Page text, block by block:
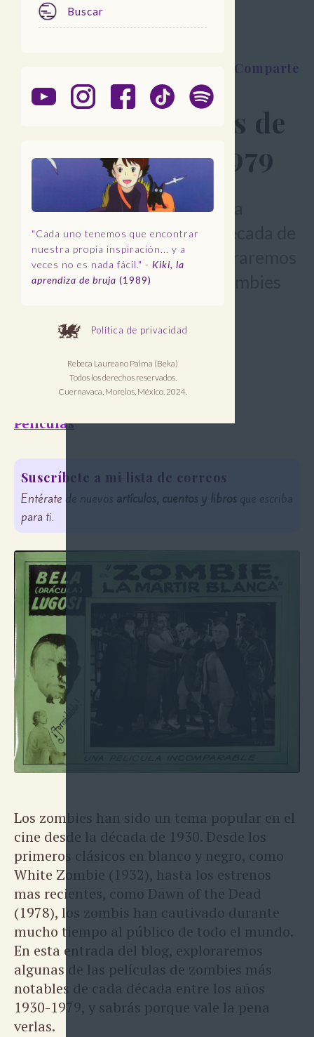
Menu
Buscar
"Cada uno tenemos que encontrar
nuestra propia inspiración... y a
veces no es nada fácil." - Kiki, la
aprendiza de bruja (1989)
Política de privacidad
Rebeca Laureano Palma (Beka)
Todos los derechos reservados.
Cuernavaca, Morelos, México. 2024.
Comparte
Películas clásicas de
zombies: 1930-1979
Los zombies han sido un tema
popular en el cine desde la década de
1930. En esta entrada, exploraremos
algunas de las películas de zombies
Beka Laureano
Películas
Suscríbete a mi lista de correos
Entérate de nuevos artículos, cuentos y libros que escriba
para ti.
Los zombies han sido un tema popular en el
cine desde la década de 1930. Desde los
primeros clásicos en blanco y negro, como
White Zombie (1932), hasta los estrenos
mas recientes, como Dawn of the Dead
(1978), los zombis han cautivado durante
mucho tiempo al público de todo el mundo.
En esta entrada del blog, exploraremos
algunas de las películas de zombies más
notables de cada década entre los años
1930-1979, y sabrás porque vale la pena
verlas.